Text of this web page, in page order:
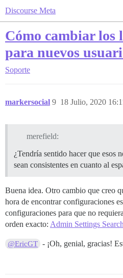
Discourse Meta
Cómo cambiar los
para nuevos
Soporte
markersocial 18 Julio, 2020
9
merefield:
¿Tendría sentido hacer que esos
sean consistentes en cuanto al
Buena idea. Otro cambio que creo
hora de encontrar configuraciones
configuraciones para que no
orden exacto: Admin Settings
@EricGT - ¡Oh, genial, gracias!